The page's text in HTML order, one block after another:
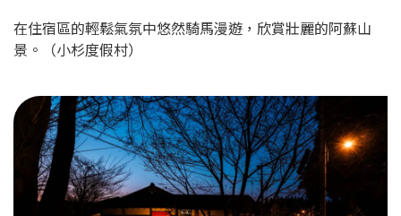
在住宿區的輕鬆氣氛中悠然騎馬漫遊，欣賞壯麗的阿蘇山
景。（小杉度假村）